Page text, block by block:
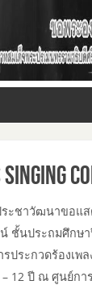
ระชาวัฒนาขอแ
ชั้นประถมศึกษา
ประกวด​ร้องเพ
– 12 ปี ณ​ ศูนย์ก